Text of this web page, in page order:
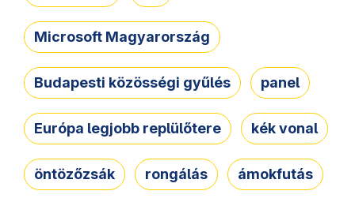
Microsoft Magyarország
Budapesti közösségi gyűlés panel
Európa legjobb replülőtere kék vonal
öntözőzsák rongálás ámokfutás